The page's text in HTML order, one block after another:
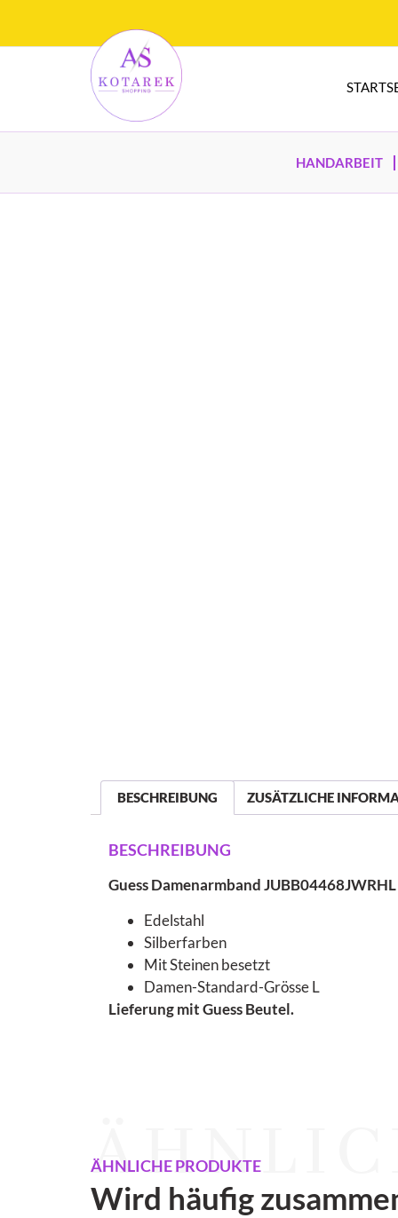
HANDARBEIT
BESCHREIBUNG ZUSÄTZLICHE
BESCHREIBUNG
Guess Damenarmband JUBB04468JWRHL
Edelstahl
Silberfarben
Mit Steinen besetzt
Damen-Standard-Grösse L
Lieferung mit Guess Beutel.
ÄHNLICHE PRODUKTE
Wird häufig